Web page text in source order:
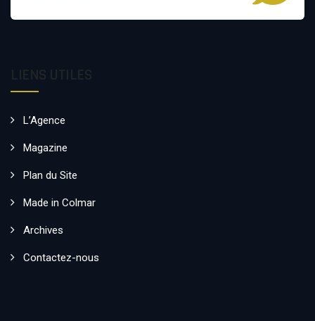
L’Agence
Magazine
Plan du Site
Made in Colmar
Archives
Contactez-nous